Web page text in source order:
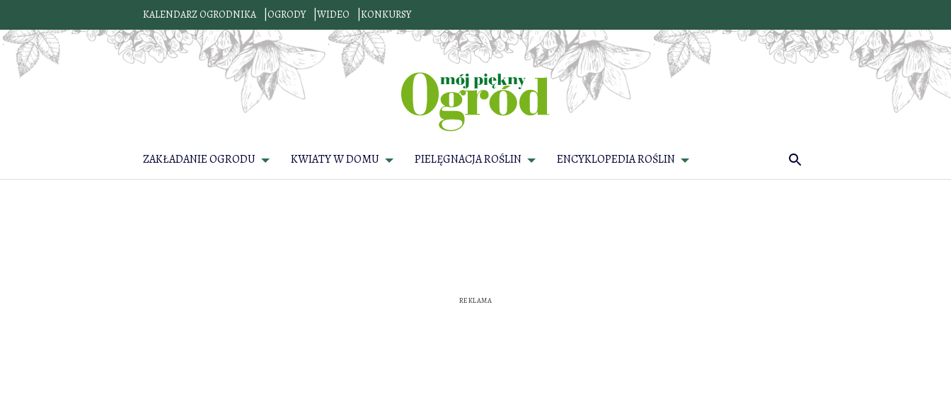
KALENDARZ OGRODNIKA OGRODY WIDEO KONKURSY
ZAKŁADANIE OGRODU KWIATY W DOMU PIELĘGNACJA ROŚLIN ENCYKLOPEDIA ROŚLIN